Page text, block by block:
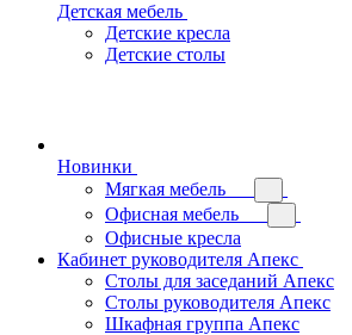
Детская мебель
Детские кресла
Детские столы
Новинки
Мягкая мебель
Офисная мебель
Офисные кресла
Кабинет руководителя Апекс
Столы для заседаний Апекс
Столы руководителя Апекс
Шкафная группа Апекс